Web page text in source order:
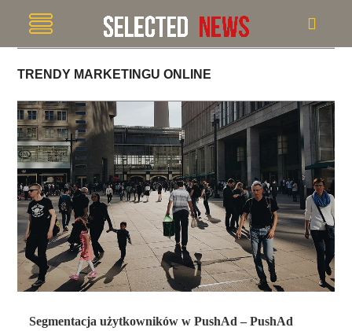
TRENDY MARKETINGU ONLINE
Segmentacja użytkowników w PushAd – PushAd